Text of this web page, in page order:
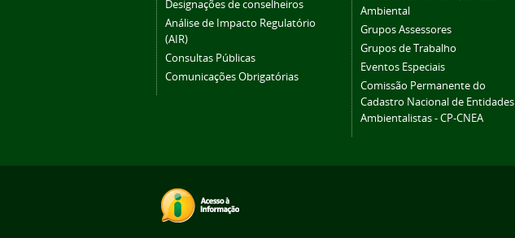
Designações de conselheiros
Análise de Impacto Regulatório
(AIR)
Consultas Públicas
Comunicações Obrigatórias
Ambiental
Grupos Assessores
Grupos de Trabalho
Eventos Especiais
Comissão Permanente do
Cadastro Nacional de Entidades
Ambientalistas - CP-CNEA